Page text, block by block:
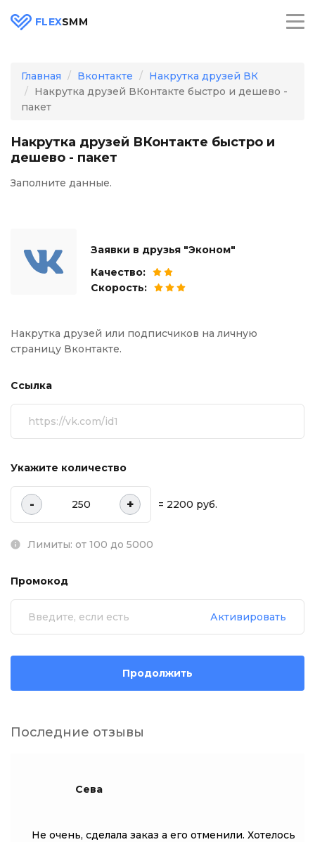
FLEXSMM
Главная Вконтакте
Накрутка друзей ВК
Накрутка друзей ВКонтакте быстро и дешево -
пакет
Накрутка друзей ВКонтакте быстро и
дешево - пакет
Заполните данные.
Заявки в друзья "Эконом"
Качество:
Скорость:
Накрутка друзей или подписчиков на личную
страницу Вконтакте.
Ссылка
Укажите количество
- + = 2200 руб.
Лимиты: от 100 до 5000
Промокод
Активировать
Продолжить
Последние отзывы
Сева
Не очень, сделала заказ а его отменили. Хотелось